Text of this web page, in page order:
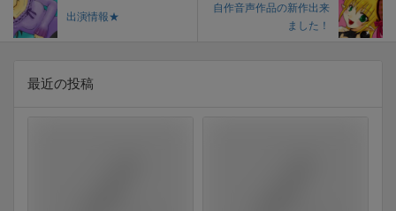
出演情報★
自作音声作品の新作出来
ました！
最近の投稿